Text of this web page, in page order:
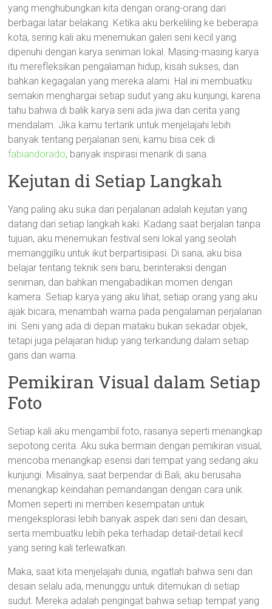
yang menghubungkan kita dengan orang-orang dari
berbagai latar belakang. Ketika aku berkeliling ke beberapa
kota, sering kali aku menemukan galeri seni kecil yang
dipenuhi dengan karya seniman lokal. Masing-masing karya
itu merefleksikan pengalaman hidup, kisah sukses, dan
bahkan kegagalan yang mereka alami. Hal ini membuatku
semakin menghargai setiap sudut yang aku kunjungi, karena
tahu bahwa di balik karya seni ada jiwa dan cerita yang
mendalam. Jika kamu tertarik untuk menjelajahi lebih
banyak tentang perjalanan seni, kamu bisa cek di
fabiandorado, banyak inspirasi menarik di sana.
Kejutan di Setiap Langkah
Yang paling aku suka dari perjalanan adalah kejutan yang
datang dari setiap langkah kaki. Kadang saat berjalan tanpa
tujuan, aku menemukan festival seni lokal yang seolah
memanggilku untuk ikut berpartisipasi. Di sana, aku bisa
belajar tentang teknik seni baru, berinteraksi dengan
seniman, dan bahkan mengabadikan momen dengan
kamera. Setiap karya yang aku lihat, setiap orang yang aku
ajak bicara, menambah warna pada pengalaman perjalanan
ini. Seni yang ada di depan mataku bukan sekadar objek,
tetapi juga pelajaran hidup yang terkandung dalam setiap
garis dan warna.
Pemikiran Visual dalam Setiap
Foto
Setiap kali aku mengambil foto, rasanya seperti menangkap
sepotong cerita. Aku suka bermain dengan pemikiran visual,
mencoba menangkap esensi dari tempat yang sedang aku
kunjungi. Misalnya, saat berpendar di Bali, aku berusaha
menangkap keindahan pemandangan dengan cara unik.
Momen seperti ini memberi kesempatan untuk
mengeksplorasi lebih banyak aspek dari seni dan desain,
serta membuatku lebih peka terhadap detail-detail kecil
yang sering kali terlewatkan.
Maka, saat kita menjelajahi dunia, ingatlah bahwa seni dan
desain selalu ada, menunggu untuk ditemukan di setiap
sudut. Mereka adalah pengingat bahwa setiap tempat yang